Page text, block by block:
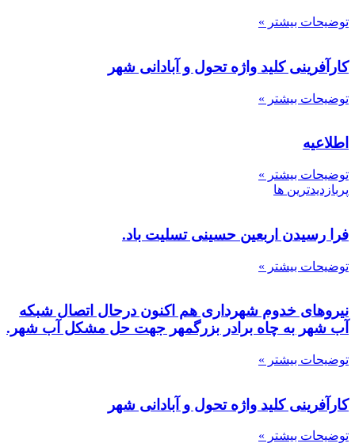
توضیحات بیشتر »
کارآفرینی کلید واژه تحول و آبادانی شهر
توضیحات بیشتر »
اطلاعیه
توضیحات بیشتر »
پربازدیدترین ها
فرا رسیدن اربعین حسینی تسلیت باد.
توضیحات بیشتر »
نیروهای خدوم شهرداری هم اکنون درحال اتصال شبکه
آب شهر به چاه برادر بزرگمهر جهت حل مشکل آب شهر.
توضیحات بیشتر »
کارآفرینی کلید واژه تحول و آبادانی شهر
توضیحات بیشتر »